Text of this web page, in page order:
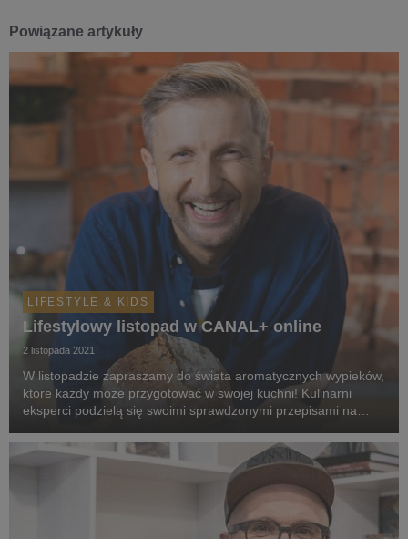
Powiązane artykuły
LIFESTYLE & KIDS
Lifestylowy listopad w CANAL+ online
2 listopada 2021
W listopadzie zapraszamy do świata aromatycznych wypieków,
które każdy może przygotować w swojej kuchni! Kulinarni
eksperci podzielą się swoimi sprawdzonymi przepisami na
Na widzów CANAL+ czekają również s...